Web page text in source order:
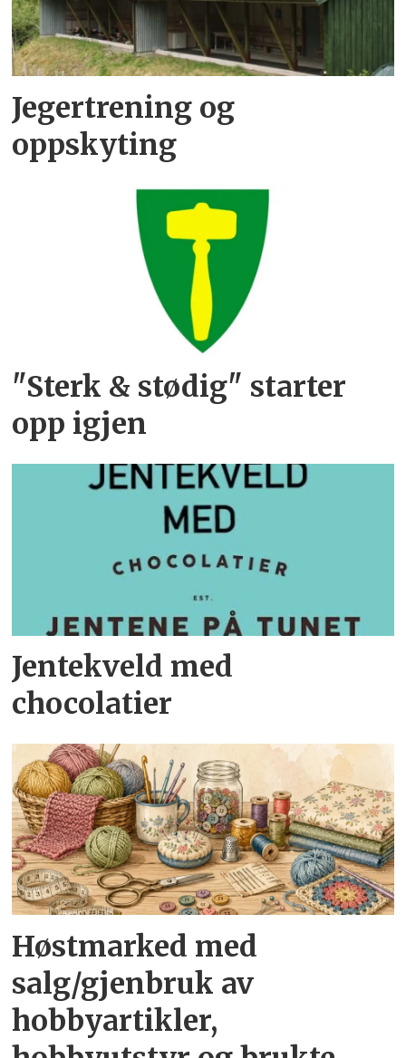
Jegertrening og
oppskyting
"Sterk & stødig" starter
opp igjen
Jentekveld med
chocolatier
Høstmarked med
salg/gjenbruk av
hobbyartikler,